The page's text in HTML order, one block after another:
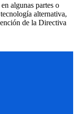
algunas partes o
alternativa,
de la Directiva